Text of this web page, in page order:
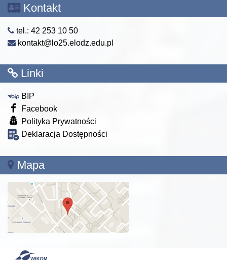
Kontakt
tel.: 42 253 10 50
kontakt@lo25.elodz.edu.pl
Linki
BIP
Facebook
Polityka Prywatności
Deklaracja Dostępności
Mapa